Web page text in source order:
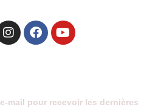
mail pour recevoir les dernières